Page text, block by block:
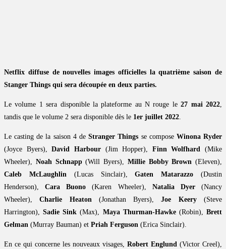
Netflix diffuse de nouvelles images officielles la quatrième saison de
Stanger Things qui sera découpée en deux parties.
Le volume 1 sera disponible la plateforme au N rouge le27 mai 2022,
tandis que le volume 2 sera disponible dès le 1er juillet 2022.
Le casting de la saison 4 deStranger Things se compose Winona Ryder
(Joyce Byers),David Harbour(Jim Hopper), Finn Wolfhard (Mike
Wheeler), Noah Schnapp(Will Byers), Millie Bobby Brown (Eleven),
Caleb McLaughlin(Lucas Sinclair),Gaten Matarazzo (Dustin
Henderson),Cara Buono (Karen Wheeler), Natalia Dyer(Nancy
Wheeler),Charlie Heaton(Jonathan Byers),Joe Keery(Steve
Harrington),Sadie Sink (Max), Maya Thurman-Hawke(Robin),Brett
Gelman (Murray Bauman) et Priah Ferguson (Erica Sinclair).
En ce qui concerne les nouveaux visages, Robert Englund (Victor Creel),